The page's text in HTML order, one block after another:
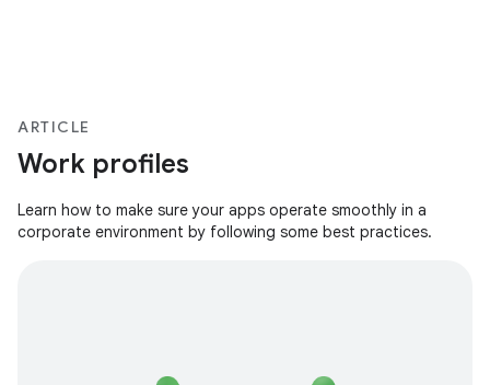
ARTICLE
Work profiles
Learn how to make sure your apps operate smoothly in a
corporate environment by following some best practices.